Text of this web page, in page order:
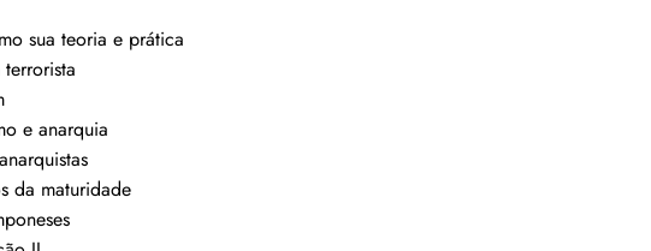
sua teoria e prática
e anarquia
da maturidade